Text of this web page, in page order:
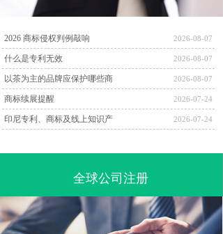
2026 商标侵权判例敲响 2026-08-07
什么是专利无效 2026-08-07
以茶为主的品牌应保护哪些商 2026-08-07
商标续展提醒 2026-07-24
印尼专利、商标及线上知识产 2026-07-24
全球公司注册